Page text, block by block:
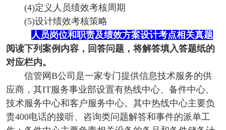
(4)定义人员绩效考核周期
(5)设计绩效考核策略
人员岗位和职责及绩效方案设计考点相关真题
阅读下列案例内容，回答问题，将解答填入答题纸的
对应栏内。
信管网B公司是一家专门提供信息技术服务的供
应商，其IT服务事业部设置有热线中心、备件中心、
技术服务中心和客户服务中心。其中热线中心主要负
责400电话的接听、咨询类问题解答和事件的派单工